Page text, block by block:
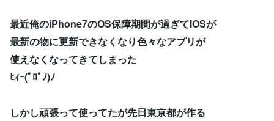
最近俺のiPhone7のOS保障期間が過ぎてIOSが
最新の物に更新できなくなり色々なアプリが
使えなくなってきてしまった
ﾋｨｰ(ﾟﾛﾟﾉ)ﾉ
しかし頑張って使ってたが先日東京都が作る